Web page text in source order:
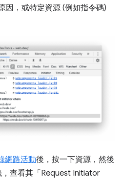
因，或特定資源 (例如指令碼)
網路活動後，按一下資源，然後
，查看其「Request Initiator